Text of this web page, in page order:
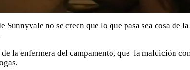
Sunnyvale no se creen que lo que pasa sea cosa
la enfermera del campamento, que la maldición